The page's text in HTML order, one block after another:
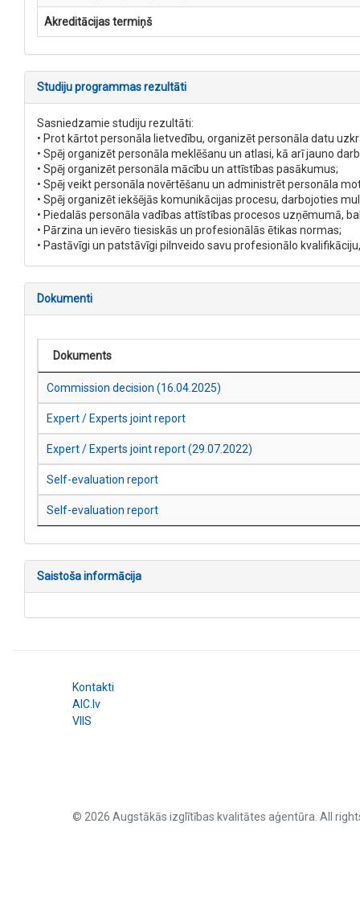
Akreditācijas termiņš
Studiju programmas rezultāti
Sasniedzamie studiju rezultāti:
• Prot kārtot personāla lietvedību, organizēt personāla datu
• Spēj organizēt personāla meklēšanu un atlasi, kā arī jauno
• Spēj organizēt personāla mācību un attīstības pasākumus;
• Spēj veikt personāla novērtēšanu un administrēt personāla
• Spēj organizēt iekšējās komunikācijas procesu, darbojoties
• Piedalās personāla vadības attīstības procesos uzņēmumā,
• Pārzina un ievēro tiesiskās un profesionālās ētikas normas;
• Pastāvīgi un patstāvīgi pilnveido savu profesionālo
Dokumenti
Dokuments
Commission decision (16.04.2025)
Expert / Experts joint report
Expert / Experts joint report (29.07.2022)
Self-evaluation report
Self-evaluation report
Saistoša informācija
Kontakti
AIC.lv
VIIS
© 2026 Augstākās izglītības kvalitātes aģentūra. All